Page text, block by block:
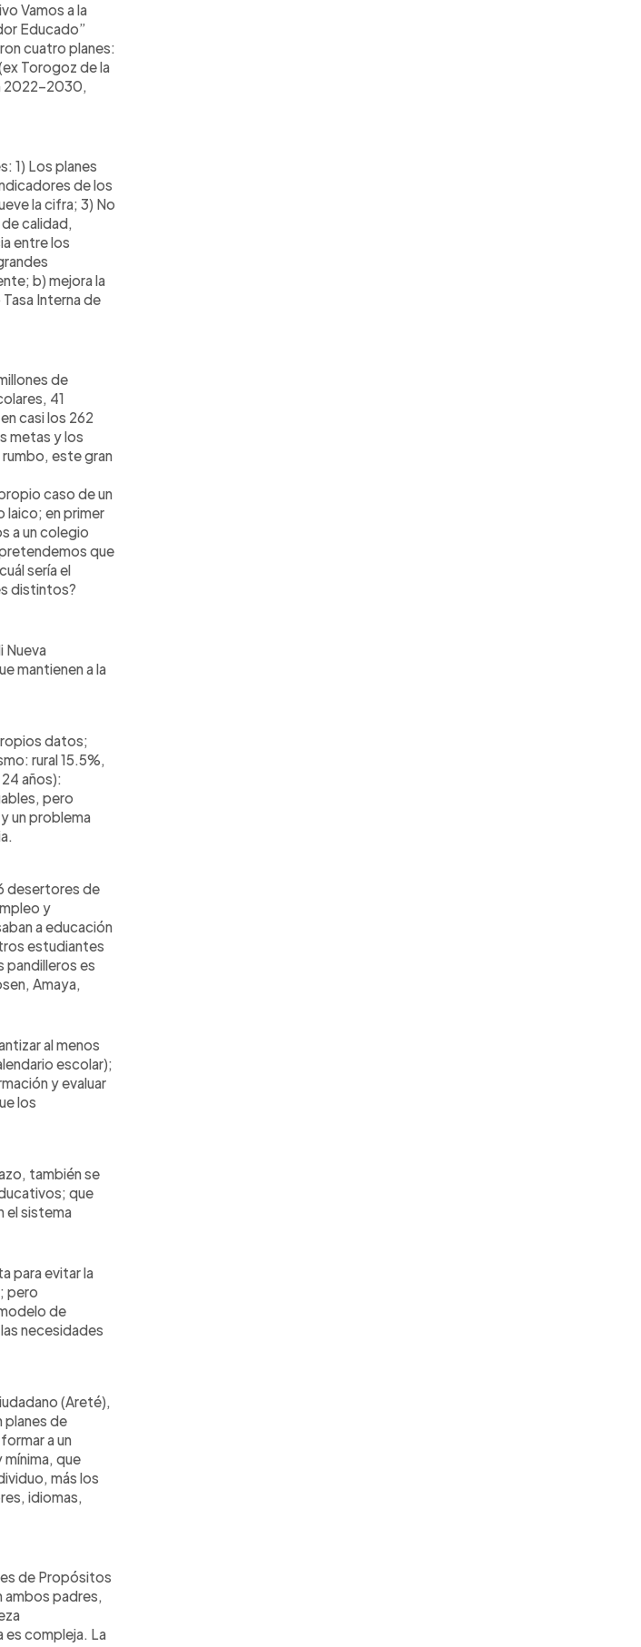
Vamos a la
Educado”
cuatro planes:
Torogoz de la
2022-2030,
1) Los planes
de los
la cifra; 3) No
calidad,
entre los
b) mejora la
Interna de
de
41
casi los 262
metas y los
este gran
caso de un
laico; en primer
a un colegio
que
sería el
distintos?
Nueva
mantienen a la
datos;
rural 15.5%,
años):
pero
un problema
desertores de
y
a educación
estudiantes
pandilleros es
Amaya,
al menos
escolar);
y evaluar
los
también se
que
el sistema
para evitar la
pero
de
necesidades
(Areté),
planes de
a un
que
más los
idiomas,
de Propósitos
ambos padres,
es compleja. La